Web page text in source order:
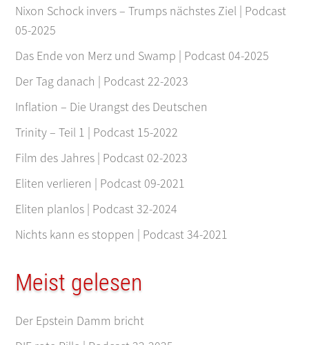
Nixon Schock invers – Trumps nächstes Ziel | Podcast
05-2025
Das Ende von Merz und Swamp | Podcast 04-2025
Der Tag danach | Podcast 22-2023
Inflation – Die Urangst des Deutschen
Trinity – Teil 1 | Podcast 15-2022
Film des Jahres | Podcast 02-2023
Eliten verlieren | Podcast 09-2021
Eliten planlos | Podcast 32-2024
Nichts kann es stoppen | Podcast 34-2021
Meist gelesen
Der Epstein Damm bricht